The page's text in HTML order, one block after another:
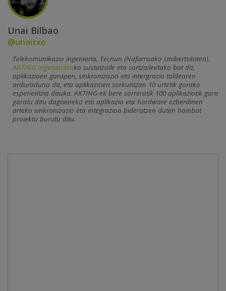
Unai Bilbao
@unaitxo
Telekomunikazio ingeniaria, Tecnun (Nafarroako Unibertsitatea).
AKTING Ingeniaritzako sustatzaile eta sortzaileetako bat da,
aplikazioen garapen, sinkronizazio eta intergrazio taldearen
arduraduna da, eta aplikazioen sorkuntzan 10 urtetik gorako
esperientzia dauka. AKTING-ek bere sorreratik 100 aplikaziotik gora
garatu ditu dagoeneko eta aplikazio eta hardware ezberdinen
arteko sinkronizazio eta integrazioa bideratzen duten hainbat
proiektu burutu ditu.